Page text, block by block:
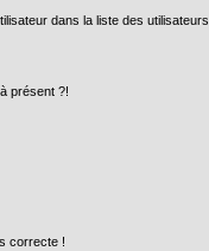
dans la liste des utilisateurs
présent ?!
correcte !